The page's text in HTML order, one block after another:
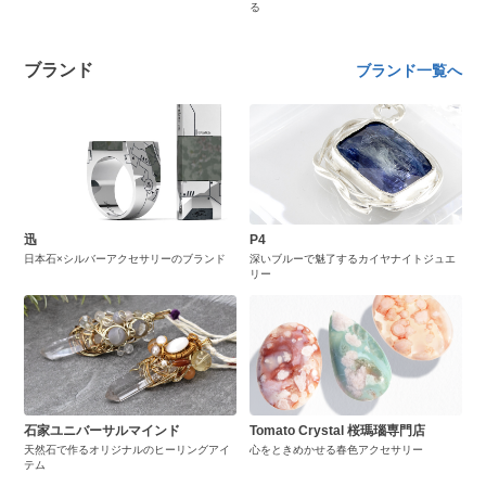
る
ブランド ブランド一覧へ
迅
日本石×シルバーアクセサリーのブランド
P4
深いブルーで魅了するカイヤナイトジュエ
リー
石家ユニバーサルマインド
天然石で作るオリジナルのヒーリングアイ
テム
Tomato Crystal 桜瑪瑙専門店
心をときめかせる春色アクセサリー